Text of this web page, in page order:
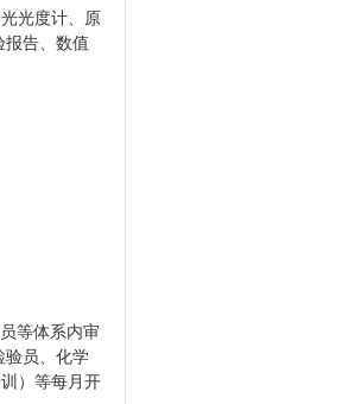
光度计、原
报告、数值
等体系内审
验员、化学
） 等每月开